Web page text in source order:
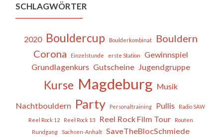
SCHLAGWÖRTER
2020 Bouldercup Boulderkombinat
Bouldern
Corona
Einzelstunde erste Station
Gewinnspiel
Grundlagenkurs Gutscheine Jugendgruppe
Kurse Magdeburg Musik
Nachtbouldern Party Personaltraining Pullis Radio SAW
Reel Rock 12 Reel Rock 13 Reel Rock Film Tour
Routen
Rundgang
Sachsen-Anhalt
SaveTheBlocSchmiede